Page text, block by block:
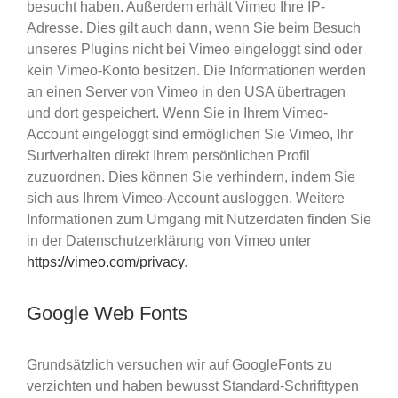
besucht haben. Außerdem erhält Vimeo Ihre IP-
Adresse. Dies gilt auch dann, wenn Sie beim Besuch
unseres Plugins nicht bei Vimeo eingeloggt sind oder
kein Vimeo-Konto besitzen. Die Informationen werden
an einen Server von Vimeo in den USA übertragen
und dort gespeichert. Wenn Sie in Ihrem Vimeo-
Account eingeloggt sind ermöglichen Sie Vimeo, Ihr
Surfverhalten direkt Ihrem persönlichen Profil
zuzuordnen. Dies können Sie verhindern, indem Sie
sich aus Ihrem Vimeo-Account ausloggen. Weitere
Informationen zum Umgang mit Nutzerdaten finden Sie
in der Datenschutzerklärung von Vimeo unter
https://vimeo.com/privacy.
Google Web Fonts
Grundsätzlich versuchen wir auf GoogleFonts zu
verzichten und haben bewusst Standard-Schrifttypen